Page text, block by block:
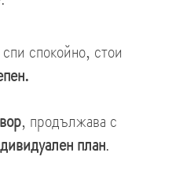
спокойно, стои
, продължава с
план.